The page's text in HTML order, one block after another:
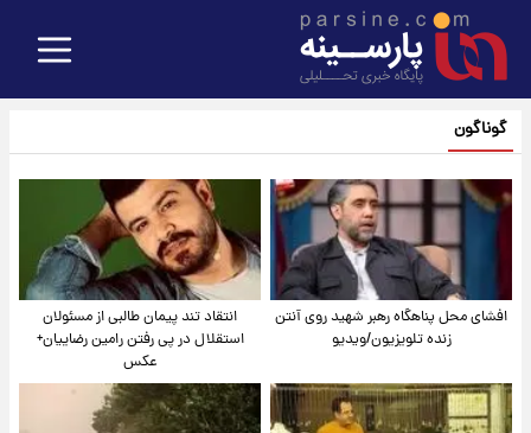
گوناگون
افشای محل پناهگاه‌ رهبر شهید روی آنتن
زنده تلویزیون/ویدیو
انتقاد تند پیمان طالبی از مسئولان
استقلال در پی رفتن رامین رضاییان+
عکس